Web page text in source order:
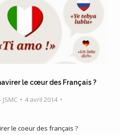
le cœur des Français ?
4 avril 2014
le coeur des français ?